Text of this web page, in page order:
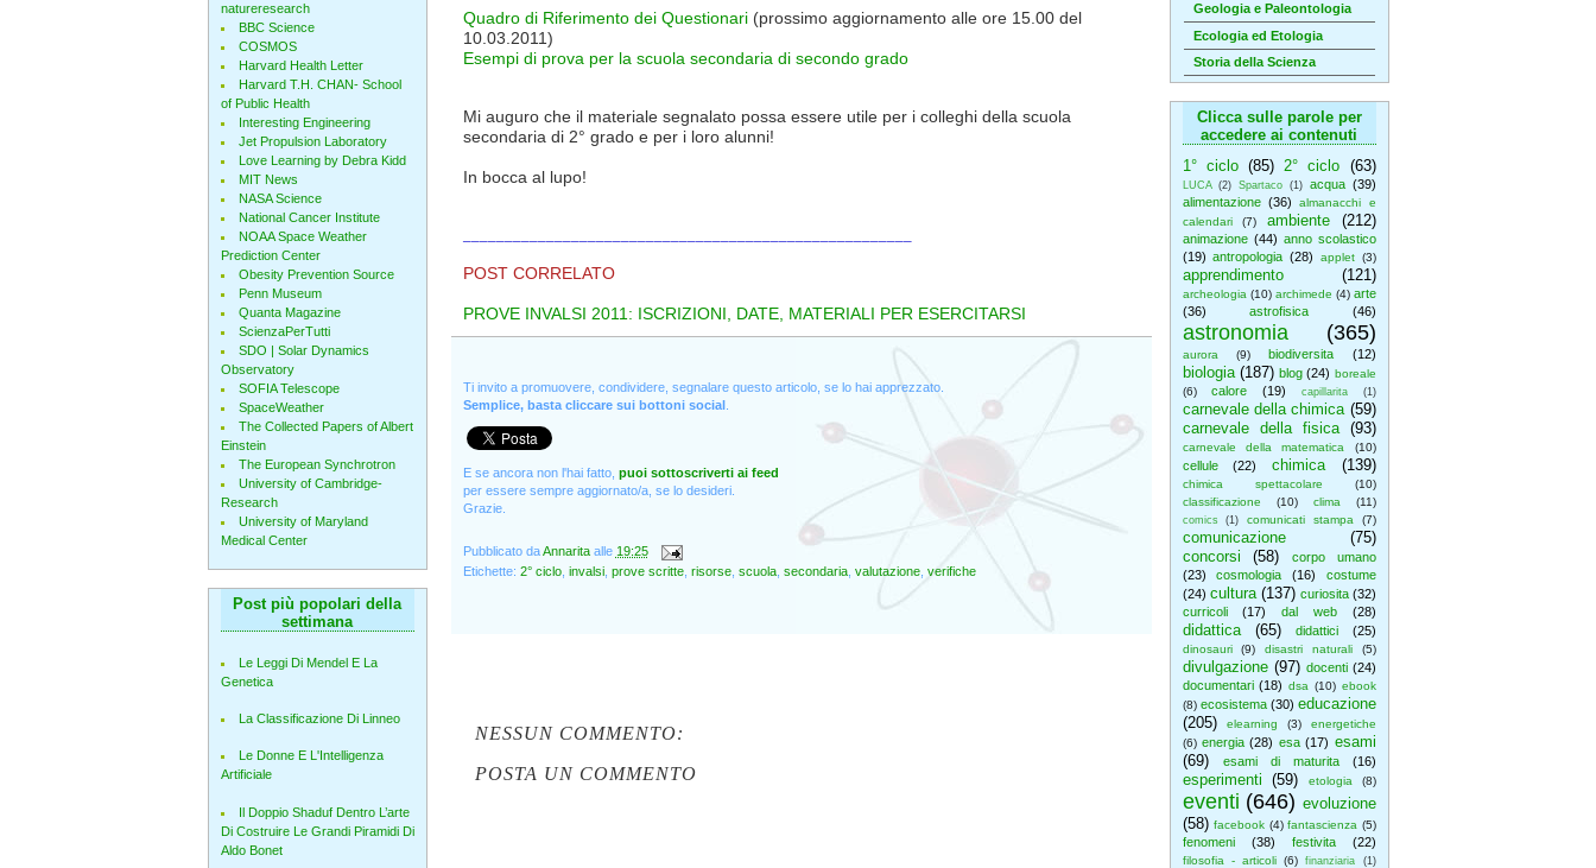
Geologia e Paleontologia
Ecologia ed Etologia
Storia della Scienza
Clicca sulle parole per
accedere ai contenuti
1° ciclo (85) 2° ciclo (63)
LUCA (2) Spartaco (1) acqua (39)
alimentazione (36)
almanacchi e
calendari
(7) ambiente (212)
animazione (44) anno scolastico
(19) antropologia (28) applet (3)
apprendimento (121)
archeologia (10) archimede (4) arte
(36)
astrofisica (46)
astronomia (365)
aurora (9) biodiversita (12)
biologia (187) blog (24) boreale
(6)
calore (19) capillarita (1)
carnevale della chimica (59)
carnevale della fisica
(93)
carnevale della matematica (10)
cellule (22) chimica (139)
chimica spettacolare
(10)
classificazione
(10) clima (11)
comics (1) comunicati stampa (7)
comunicazione
(75)
concorsi
(58)
corpo umano
(23)
cosmologia (16)
costume
(24) cultura (137) curiosita (32)
curricoli
(17) dal web (28)
didattica (65) didattici (25)
dinosauri (9) disastri naturali (5)
divulgazione (97) docenti (24)
documentari (18) dsa (10) ebook
(8) ecosistema (30) educazione
(205)
elearning (3)
energetiche
(6) energia (28) esa (17) esami
(69)
esami di maturita (16)
esperimenti (59) etologia (8)
eventi (646) evoluzione
(58) facebook (4) fantascienza (5)
fenomeni (38) festivita (22)
filosofia - articoli (6) finanziaria (1)
Quadro di Riferimento dei Questionari(prossimo aggiornamento alle ore 15.00 del
10.03.2011)
Esempi di prova per la scuola secondaria di secondo grado
Mi auguro che il materiale segnalato possa essere utile per i colleghi della scuola
secondaria di 2° grado e per i loro alunni!
In bocca al lupo!
POST CORRELATO
PROVE INVALSI 2011: ISCRIZIONI, DATE, MATERIALI PER ESERCITARSI
Ti invito a promuovere, condividere, segnalare questo articolo, se lo hai apprezzato.
Semplice, basta cliccare sui bottoni social.
E se ancora non l'hai fatto, puoi sottoscriverti ai feed
per essere sempre aggiornato/a, se lo desideri.
Grazie.
Pubblicato daAnnarita alle 19:25
Etichette: 2° ciclo, invalsi, prove scritte, risorse, scuola, secondaria, valutazione, verifiche
NESSUN COMMENTO:
POSTA UN COMMENTO
natureresearch
BBC Science
COSMOS
Harvard Health Letter
Harvard T.H. CHAN- School
of Public Health
Interesting Engineering
Jet Propulsion Laboratory
Love Learning by Debra Kidd
MIT News
NASA Science
National Cancer Institute
NOAA Space Weather
Prediction Center
Obesity Prevention Source
Penn Museum
Quanta Magazine
ScienzaPerTutti
SDO | Solar Dynamics
Observatory
SOFIA Telescope
SpaceWeather
The Collected Papers of Albert
Einstein
The European Synchrotron
University of Cambridge-
Research
University of Maryland
Medical Center
Post più popolari della
settimana
Le Leggi Di Mendel E La
Genetica
La Classificazione Di Linneo
Le Donne E L'Intelligenza
Artificiale
Il Doppio Shaduf Dentro L’arte
Di Costruire Le Grandi Piramidi Di
Aldo Bonet